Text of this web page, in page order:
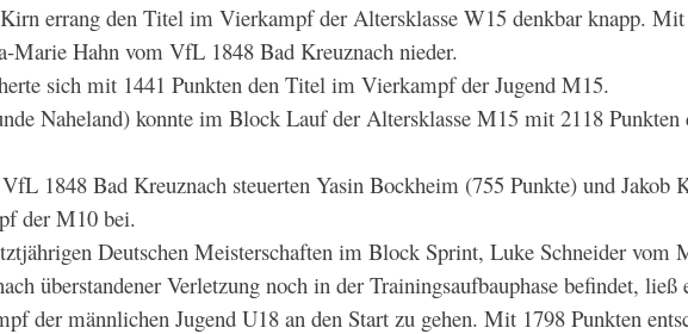
errang den Titel im Vierkampf der Altersklasse W15 denkbar knapp.
Marie Hahn vom VfL 1848 Bad Kreuznach nieder.
sich mit 1441 Punkten den Titel im Vierkampf der Jugend M15.
Naheland) konnte im Block Lauf der Altersklasse M15 mit 2118 Punkten
1848 Bad Kreuznach steuerten Yasin Bockheim (755 Punkte) und Jakob
der M10 bei.
Deutschen Meisterschaften im Block Sprint, Luke Schneider vom
überstandener Verletzung noch in der Trainingsaufbauphase befindet, ließ
der männlichen Jugend U18 an den Start zu gehen. Mit 1798 Punkten